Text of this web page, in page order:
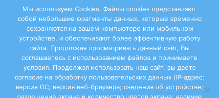
Двиноважье
Мы используем Cookies. Файлы сookies представляют
собой небольшие фрагменты данных, которые временно
сохраняются на вашем компьютере или мобильном
устройстве, и обеспечивают более эффективную работу
сайта. Продолжая просматривать данный сайт, Вы
соглашаетесь с использованием файлов и принимаете
условия. Продолжая использовать наш сайт, вы даете
согласие на обработку пользовательских данных (IP-адрес;
версия ОС; версия веб-браузера; сведения об устройстве;